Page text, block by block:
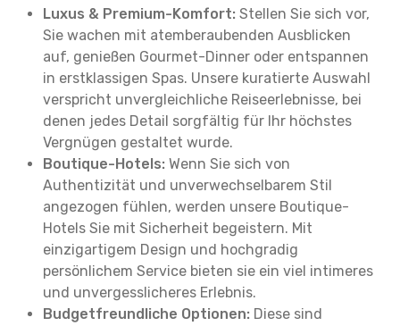
Luxus & Premium-Komfort: Stellen Sie sich vor,
Sie wachen mit atemberaubenden Ausblicken
auf, genießen Gourmet-Dinner oder entspannen
in erstklassigen Spas. Unsere kuratierte Auswahl
verspricht unvergleichliche Reiseerlebnisse, bei
denen jedes Detail sorgfältig für Ihr höchstes
Vergnügen gestaltet wurde.
Boutique-Hotels: Wenn Sie sich von
Authentizität und unverwechselbarem Stil
angezogen fühlen, werden unsere Boutique-
Hotels Sie mit Sicherheit begeistern. Mit
einzigartigem Design und hochgradig
persönlichem Service bieten sie ein viel intimeres
und unvergesslicheres Erlebnis.
Budgetfreundliche Optionen: Diese sind